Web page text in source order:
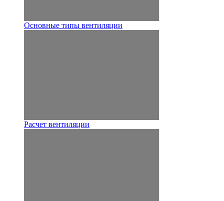
Основные типы вентиляции
Расчет вентиляции